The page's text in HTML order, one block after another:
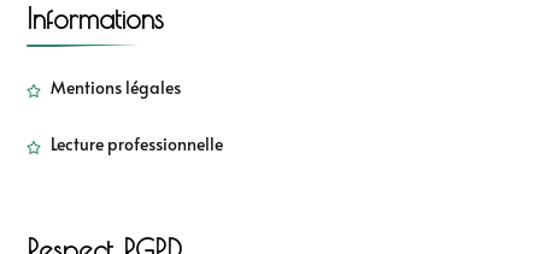
Informations
Mentions légales
Lecture professionnelle